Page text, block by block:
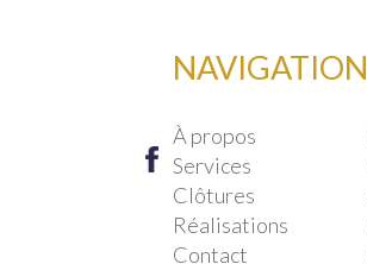
NAVIGATION
À propos
Services
Clôtures
Réalisations
Contact